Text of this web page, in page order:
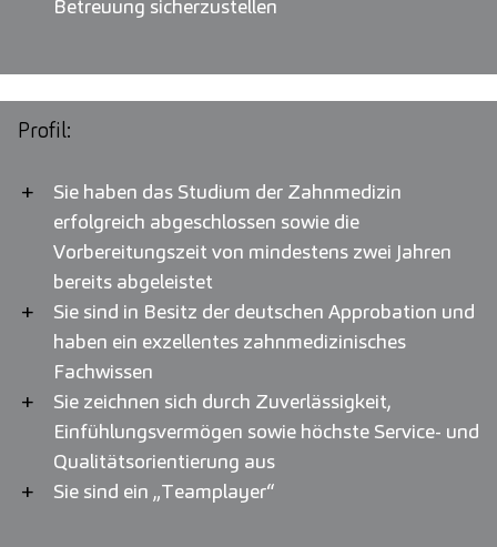
Betreuung sicherzustellen
Profil:
Sie haben das Studium der Zahnmedizin
erfolgreich abgeschlossen sowie die
Vorbereitungszeit von mindestens zwei Jahren
bereits abgeleistet
Sie sind in Besitz der deutschen Approbation und
haben ein exzellentes zahnmedizinisches
Fachwissen
Sie zeichnen sich durch Zuverlässigkeit,
Einfühlungsvermögen sowie höchste Service- und
Qualitätsorientierung aus
Sie sind ein „Teamplayer“